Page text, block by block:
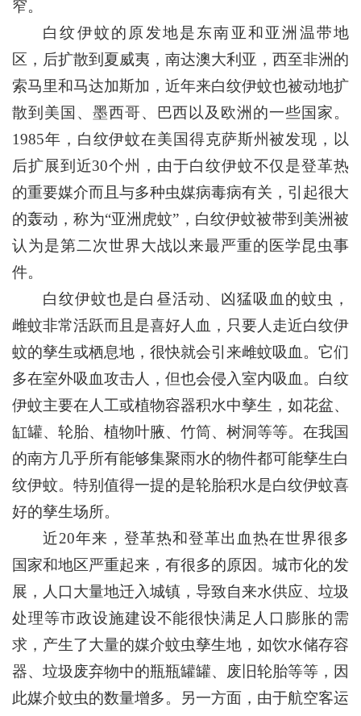
窄。
白纹伊蚊的原发地是东南亚和亚洲温带地
区，后扩散到夏威夷，南达澳大利亚，西至非洲的
索马里和马达加斯加，近年来白纹伊蚊也被动地扩
散到美国、墨西哥、巴西以及欧洲的一些国家。
1985年，白纹伊蚊在美国得克萨斯州被发现，以
后扩展到近30个州，由于白纹伊蚊不仅是登革热
的重要媒介而且与多种虫媒病毒病有关，引起很大
的轰动，称为“亚洲虎蚊”，白纹伊蚊被带到美洲被
认为是第二次世界大战以来最严重的医学昆虫事
件。
白纹伊蚊也是白昼活动、凶猛吸血的蚊虫，
雌蚊非常活跃而且是喜好人血，只要人走近白纹伊
蚊的孳生或栖息地，很快就会引来雌蚊吸血。它们
多在室外吸血攻击人，但也会侵入室内吸血。白纹
伊蚊主要在人工或植物容器积水中孳生，如花盆、
缸罐、轮胎、植物叶腋、竹筒、树洞等等。在我国
的南方几乎所有能够集聚雨水的物件都可能孳生白
纹伊蚊。特别值得一提的是轮胎积水是白纹伊蚊喜
好的孳生场所。
近20年来，登革热和登革出血热在世界很多
国家和地区严重起来，有很多的原因。城市化的发
展，人口大量地迁入城镇，导致自来水供应、垃圾
处理等市政设施建设不能很快满足人口膨胀的需
求，产生了大量的媒介蚊虫孳生地，如饮水储存容
器、垃圾废弃物中的瓶瓶罐罐、废旧轮胎等等，因
此媒介蚊虫的数量增多。另一方面，由于航空客运